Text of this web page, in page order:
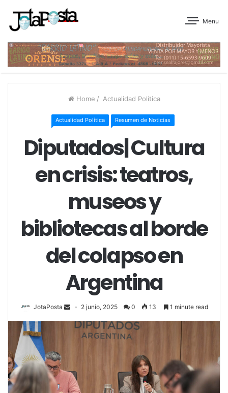
Menu
Home / Actualidad Política
Actualidad Política Resumen de Noticias
Diputados| Cultura
en crisis: teatros,
museos y
bibliotecas al borde
del colapso en
Argentina
JotaPosta 2 junio, 2025 0 13 1 minute read